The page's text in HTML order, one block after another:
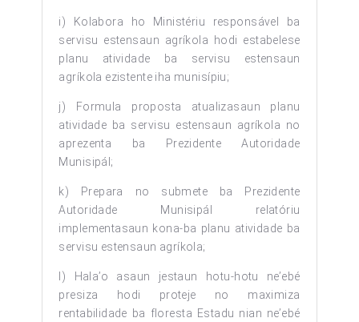
i) Kolabora ho Ministériu responsável ba
servisu estensaun agríkola hodi estabelese
planu atividade ba servisu estensaun
agríkola ezistente iha munisípiu;
j) Formula proposta atualizasaun planu
atividade ba servisu estensaun agríkola no
aprezenta ba Prezidente Autoridade
Munisipál;
k) Prepara no submete ba Prezidente
Autoridade Munisipál relatóriu
implementasaun kona-ba planu atividade ba
servisu estensaun agríkola;
l) Hala’o asaun jestaun hotu-hotu ne’ebé
presiza hodi proteje no maximiza
rentabilidade ba floresta Estadu nian ne’ebé